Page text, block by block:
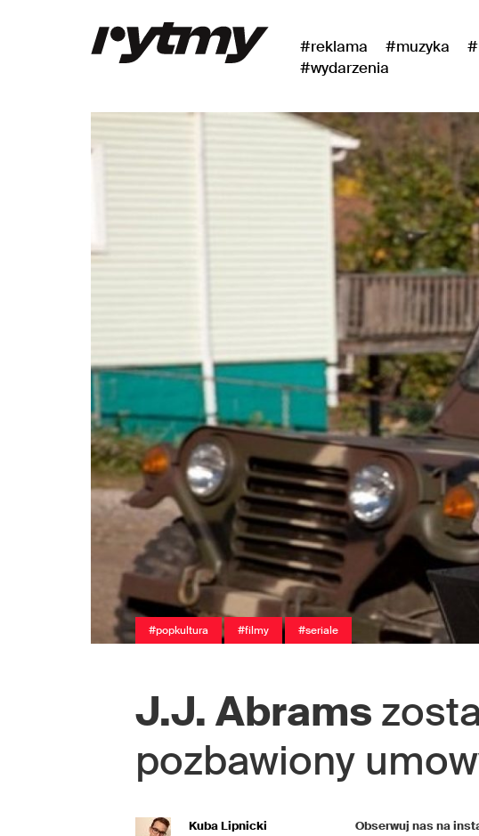
#reklama #muzyka
#wydarzenia
#popkultura #filmy #seriale
J.J. Abrams
pozbawiony
Kuba Lipnicki
Obserwuj nas na